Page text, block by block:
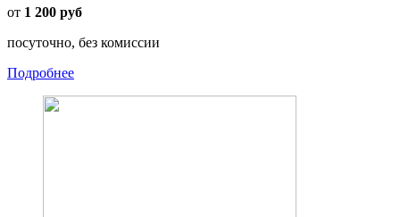
от 1 200 руб
посуточно, без комиссии
Подробнее